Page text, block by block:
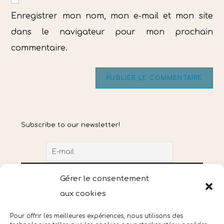
Gérer le consentement
aux cookies
Pour offrir les meilleures expériences, nous utilisons des
votre
Enregistrer mon nom, mon e-mail et mon site
dans le navigateur pour mon prochain
commentaire.
Subscribe to our newsletter!
J'accepte la politique de confidentialité.